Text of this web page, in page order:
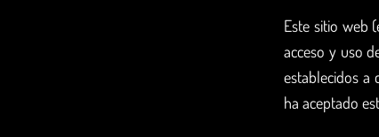
Este sitio web
acceso y uso
establecidos a
ha aceptado